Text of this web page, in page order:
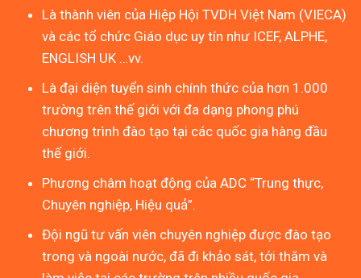
Là thành viên của Hiệp Hội TVDH Việt Nam (VIECA)
và các tổ chức Giáo dục uy tín như ICEF, ALPHE,
ENGLISH UK …vv.
Là đại diện tuyển sinh chính thức của hơn 1.000
trường trên thế giới với đa dạng phong phú
chương trình đào tạo tại các quốc gia hàng đầu
thế giới.
Phương châm hoạt động của ADC “Trung thực,
Chuyên nghiệp, Hiệu quả”.
Đội ngũ tư vấn viên chuyên nghiệp được đào tạo
trong và ngoài nước, đã đi khảo sát, tới thăm và